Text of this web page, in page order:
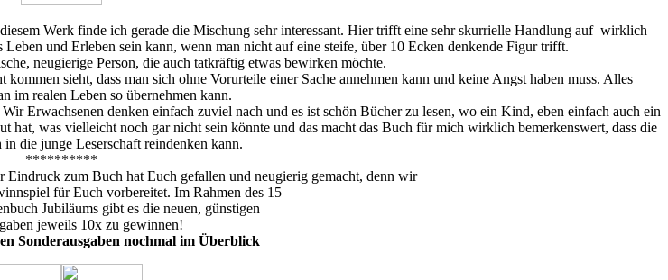
Werk finde ich gerade die Mischung sehr interessant. Hier trifft eine sehr skurrielle Handlung auf wirklich
und Erleben sein kann, wenn man nicht auf eine steife, über 10 Ecken denkende Figur trifft.
neugierige Person, die auch tatkräftig etwas bewirken möchte.
sieht, dass man sich ohne Vorurteile einer Sache annehmen kann und keine Angst haben muss. Alles
im realen Leben so übernehmen kann.
Erwachsenen denken einfach zuviel nach und es ist schön Bücher zu lesen, wo ein Kind, eben einfach auch ein
was vielleicht noch gar nicht sein könnte und das macht das Buch für mich wirklich bemerkenswert, dass die
die junge Leserschaft reindenken kann.
**********
Eindruck zum Buch hat Euch gefallen und neugierig gemacht, denn wir
für Euch vorbereitet. Im Rahmen des 15
Jubiläums gibt es die neuen, günstigen
jeweils 10x zu gewinnen!
Sonderausgaben nochmal im Überblick